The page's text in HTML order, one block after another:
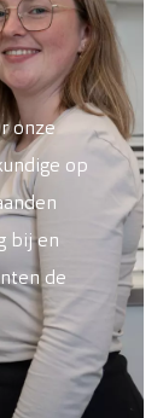
onze
op
bij en
de